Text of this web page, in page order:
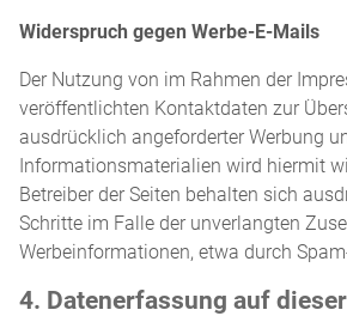
Widerspruch gegen Werbe-E-Mails
Der Nutzung von im Rahmen der
veröffentlichten Kontaktdaten zur
ausdrücklich angeforderter Werbung
Informationsmaterialien wird hiermit
Betreiber der Seiten behalten sich
Schritte im Falle der unverlangten
Werbeinformationen, etwa durch
4. Datenerfassung auf